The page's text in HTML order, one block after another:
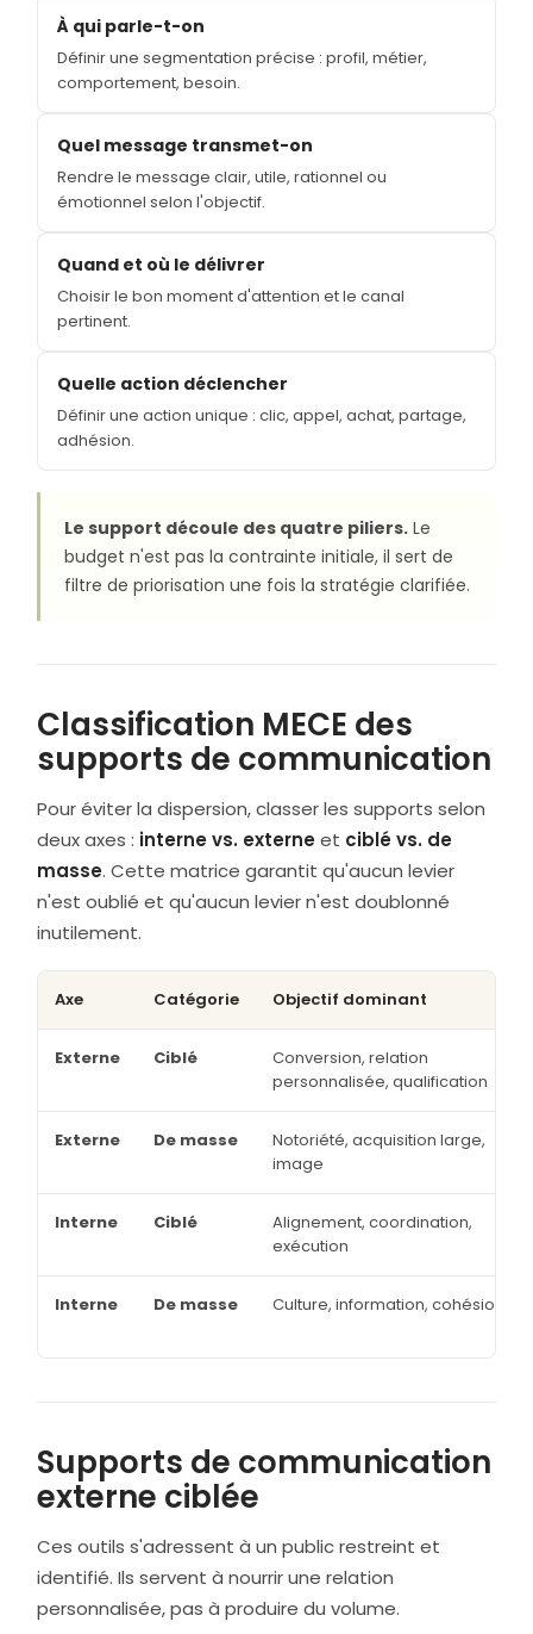
À qui parle-t-on
Définir une segmentation précise : profil, métier,
comportement, besoin.
Quel message transmet-on
Rendre le message clair, utile, rationnel ou
émotionnel selon l'objectif.
Quand et où le délivrer
Choisir le bon moment d'attention et le canal
pertinent.
Quelle action déclencher
Définir une action unique : clic, appel, achat, partage,
adhésion.
Le support découle des quatre piliers. Le
budget n'est pas la contrainte initiale, il sert de
filtre de priorisation une fois la stratégie clarifiée.
Classification MECE des
supports de communication
Pour éviter la dispersion, classer les supports selon
deux axes : interne vs. externeet ciblé vs. de
masse. Cette matrice garantit qu'aucun levier
n'est oublié et qu'aucun levier n'est doublonné
inutilement.
Axe Catégorie Objectif dominant
Externe Ciblé
Conversion, relation
personnalisée, qualification
Externe De masse
Notoriété, acquisition large,
image
Interne Ciblé
Alignement, coordination,
exécution
Interne De masse Culture, information, cohésion
Supports de communication
externe ciblée
Ces outils s'adressent à un public restreint et
identifié. Ils servent à nourrir une relation
personnalisée, pas à produire du volume.